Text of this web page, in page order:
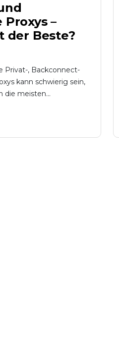
–
der Beste?
Privat-, Backconnect-
kann schwierig sein,
die meisten...